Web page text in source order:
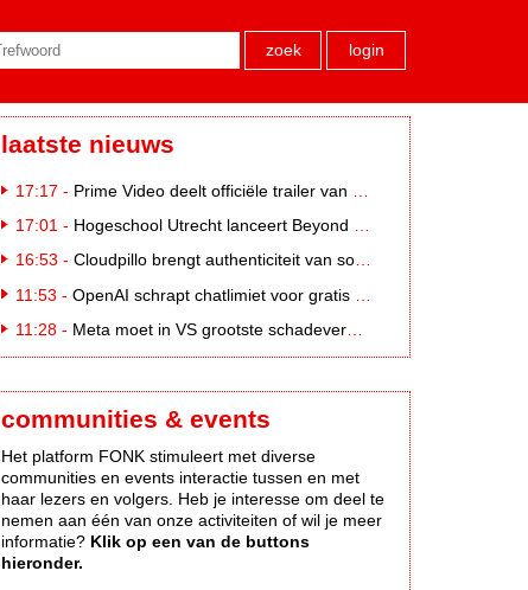
zoek login
laatste nieuws
17:17 - Prime Video deelt officiële trailer van L*VE KLEINE
17:01 - Hogeschool Utrecht lanceert Beyond Campus binnen International Creative Business
16:53 - Cloudpillo brengt authenticiteit van social naar tv
11:53 - OpenAI schrapt chatlimiet voor gratis ChatGPT-gebruikers
11:28 - Meta moet in VS grootste schadevergoeding ooit betalen: 567 miljoen dollar
communities & events
Het platform FONK stimuleert met diverse
communities en events interactie tussen en met
haar lezers en volgers. Heb je interesse om deel te
nemen aan één van onze activiteiten of wil je meer
informatie? Klik op een van de buttons
hieronder.